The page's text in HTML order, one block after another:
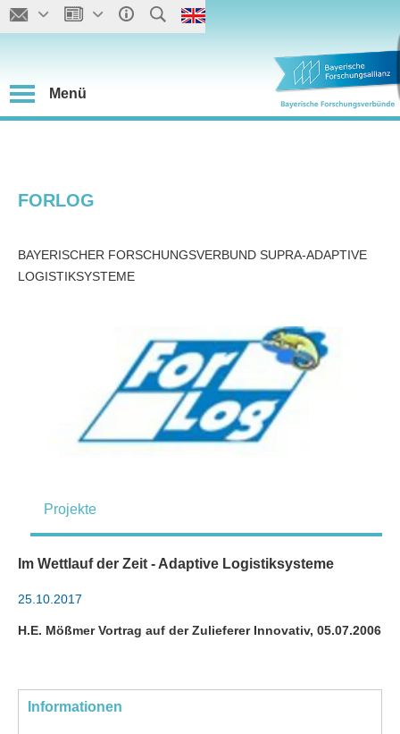
Menü
FORLOG
BAYERISCHER FORSCHUNGSVERBUND SUPRA-ADAPTIVE
LOGISTIKSYSTEME
Projekte
Im Wettlauf der Zeit - Adaptive Logistiksysteme
25.10.2017
H.E. Mößmer Vortrag auf der Zulieferer Innovativ, 05.07.2006
Informationen